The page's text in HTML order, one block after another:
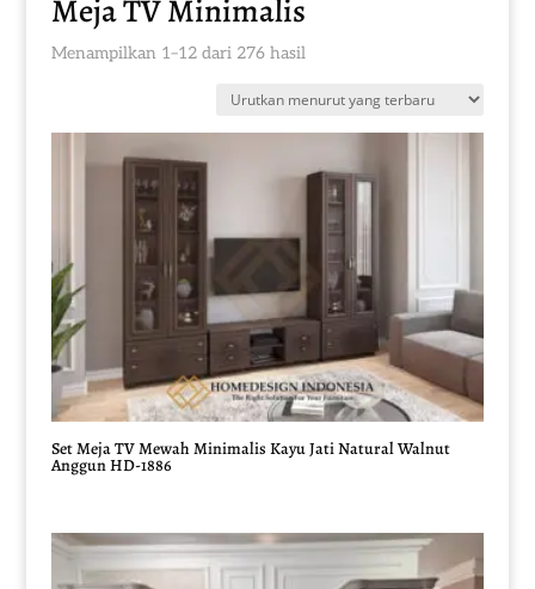
Meja TV Minimalis
Menampilkan 1–12 dari 276 hasilDiurutkan
yang
terbaru
Set Meja TV Mewah Minimalis Kayu Jati Natural Walnut
Anggun HD-1886